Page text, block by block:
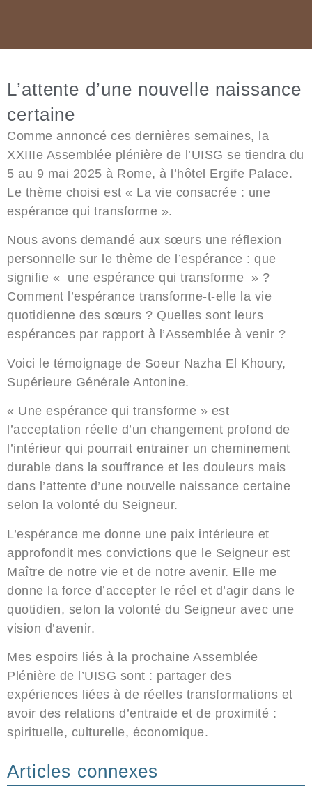
L’attente d’une nouvelle naissance
certaine
Comme annoncé ces dernières semaines, la
XXIIIe Assemblée plénière de l’UISG se tiendra du
5 au 9 mai 2025 à Rome, à l’hôtel Ergife Palace.
Le thème choisi est « La vie consacrée : une
espérance qui transforme ».
Nous avons demandé aux sœurs une réflexion
personnelle sur le thème de l’espérance : que
signifie « une espérance qui transforme » ?
Comment l’espérance transforme-t-elle la vie
quotidienne des sœurs ? Quelles sont leurs
espérances par rapport à l’Assemblée à venir ?
Voici le témoignage de Soeur Nazha El Khoury,
Supérieure Générale Antonine.
« Une espérance qui transforme » est
l’acceptation réelle d’un changement profond de
l’intérieur qui pourrait entrainer un cheminement
durable dans la souffrance et les douleurs mais
dans l’attente d’une nouvelle naissance certaine
selon la volonté du Seigneur.
L’espérance me donne une paix intérieure et
approfondit mes convictions que le Seigneur est
Maître de notre vie et de notre avenir. Elle me
donne la force d’accepter le réel et d’agir dans le
quotidien, selon la volonté du Seigneur avec une
vision d’avenir.
Mes espoirs liés à la prochaine Assemblée
Plénière de l’UISG sont : partager des
expériences liées à de réelles transformations et
avoir des relations d’entraide et de proximité :
spirituelle, culturelle, économique.
Articles connexes